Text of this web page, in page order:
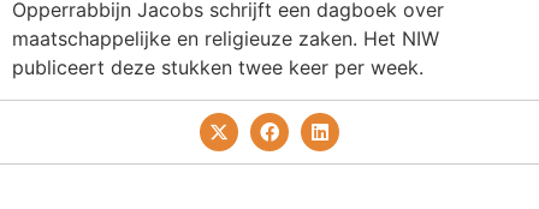
Opperrabbijn Jacobs schrijft een dagboek over
maatschappelijke en religieuze zaken. Het NIW
publiceert deze stukken twee keer per week.